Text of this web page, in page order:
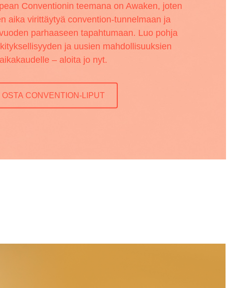
Conventionin teemana on Awaken, joten
aika virittäytyä convention-tunnelmaan ja
parhaaseen tapahtumaan. Luo pohja
ja uusien mahdollisuuksien
aikakaudelle – aloita jo nyt.
OSTA CONVENTION-LIPUT